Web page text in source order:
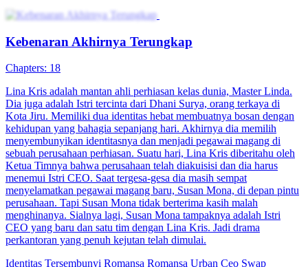
Kebenaran Akhirnya Terungkap
Chapters: 18
Lina Kris adalah mantan ahli perhiasan kelas dunia, Master Linda.
Dia juga adalah Istri tercinta dari Dhani Surya, orang terkaya di
Kota Jiru. Memiliki dua identitas hebat membuatnya bosan dengan
kehidupan yang bahagia sepanjang hari. Akhirnya dia memilih
menyembunyikan identitasnya dan menjadi pegawai magang di
sebuah perusahaan perhiasan. Suatu hari, Lina Kris diberitahu oleh
Ketua Timnya bahwa perusahaan telah diakuisisi dan dia harus
menemui Istri CEO. Saat tergesa-gesa dia masih sempat
menyelamatkan pegawai magang baru, Susan Mona, di depan pintu
perusahaan. Tapi Susan Mona tidak berterima kasih malah
menghinanya. Sialnya lagi, Susan Mona tampaknya adalah Istri
CEO yang baru dan satu tim dengan Lina Kris. Jadi drama
perkantoran yang penuh kejutan telah dimulai.
Identitas Tersembunyi Romansa Romansa Urban Ceo Swap